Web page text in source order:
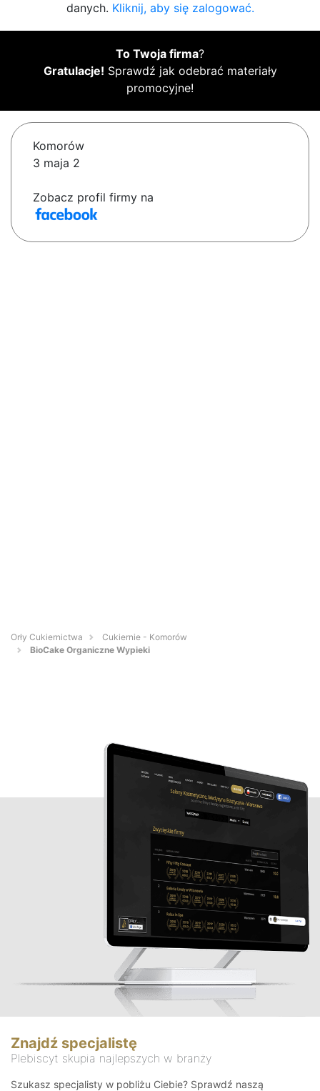
danych. Kliknij, aby się zalogować.
To Twoja firma?
Gratulacje! Sprawdź jak odebrać materiały
promocyjne!
Komorów
3 maja 2
Zobacz profil firmy na
Orły Cukiernictwa
Cukiernie - Komorów
BioCake Organiczne Wypieki
Znajdź specjalistę
Plebiscyt skupia najlepszych w branży
Szukasz specjalisty w pobliżu Ciebie? Sprawdź naszą